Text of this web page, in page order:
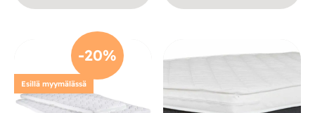
-20%
Esillä myymälässä